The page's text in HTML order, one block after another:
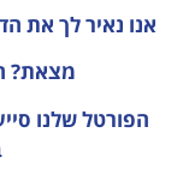
אנו נאיר לך את
מצאת?
הפורטל שלנו